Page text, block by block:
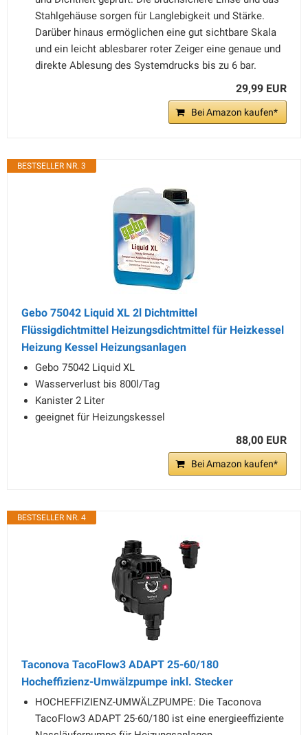
Stahlgehäuse sorgen für Langlebigkeit und Stärke.
Darüber hinaus ermöglichen eine gut sichtbare Skala
und ein leicht ablesbarer roter Zeiger eine genaue und
direkte Ablesung des Systemdrucks bis zu 6 bar.
29,99 EUR
Bei Amazon kaufen*
BESTSELLER NR. 3
Gebo 75042 Liquid XL 2l Dichtmittel
Flüssigdichtmittel Heizungsdichtmittel für Heizkessel
Heizung Kessel Heizungsanlagen
Gebo 75042 Liquid XL
Wasserverlust bis 800l/Tag
Kanister 2 Liter
geeignet für Heizungskessel
88,00 EUR
Bei Amazon kaufen*
BESTSELLER NR. 4
Taconova TacoFlow3 ADAPT 25-60/180
Hocheffizienz-Umwälzpumpe inkl. Stecker
HOCHEFFIZIENZ-UMWÄLZPUMPE: Die Taconova
TacoFlow3 ADAPT 25-60/180 ist eine energieeffiziente